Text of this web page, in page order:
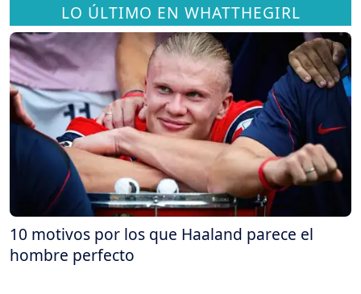
LO ÚLTIMO EN WHATTHEGIRL
10 motivos por los que Haaland parece el
hombre perfecto